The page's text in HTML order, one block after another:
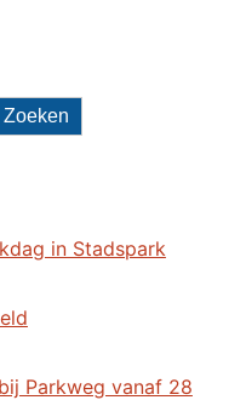
Zoeken
in Stadspark
Parkweg vanaf 28